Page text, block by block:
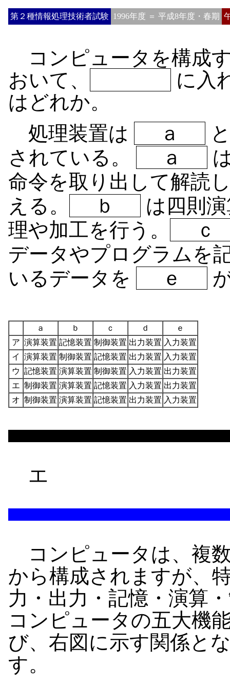
第２種情報処理技術者試験 1996年度 ＝ 平成8年度・春期
コンピュータを構成
おいて、
に入
はどれか。
処理装置は
ａ
されている。
ａ
命令を取り出して解読
える。
ｂ
は四則
理や加工を行う。
データやプログラムを
いるデータを
ｅ
ａ ｂ ｃ ｄ
ｅ
ア 演算装置 記憶装置 制御装置 出力装置 入力装置
イ
演算装置 制御装置 記憶装置 出力装置 入力装置
ウ 記憶装置 演算装置 制御装置 入力装置 出力装置
エ 制御装置 演算装置 記憶装置 入力装置 出力装置
オ 制御装置 演算装置 記憶装置 出力装置 入力装置
エ
コンピュータは、複
から構成されますが、
力・出力・記憶・演算
コンピュータの五大機
び、右図に示す関係と
す。